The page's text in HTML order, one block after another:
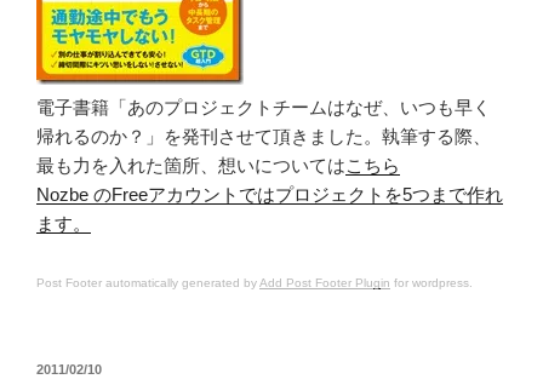
電子書籍「あのプロジェクトチームはなぜ、いつも早く
帰れるのか？」を発刊させて頂きました。執筆する際、
最も力を入れた箇所、想いについてはこちら
Nozbe のFreeアカウントではプロジェクトを5つまで作れ
ます。
Post Footer automatically generated byAdd Post Footer Plugin for wordpress.
投
2011/02/10